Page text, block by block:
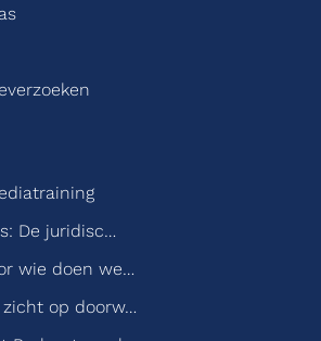
De juridisc…
wie doen we…
zicht op doorw…